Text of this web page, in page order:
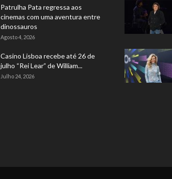
Patrulha Pata regressa aos
cinemas com uma aventura entre
dinossauros
Agosto 4, 2026
Casino Lisboa recebe até 26 de
julho “Rei Lear” de William...
Julho 24, 2026